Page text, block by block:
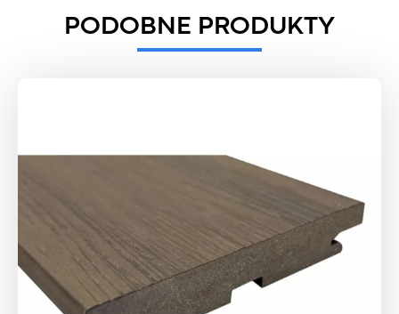
PODOBNE PRODUKTY